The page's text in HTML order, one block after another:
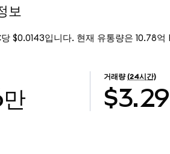
보
$0.0143입니다. 현재 유통량은 10.78
거래량 (24시간)